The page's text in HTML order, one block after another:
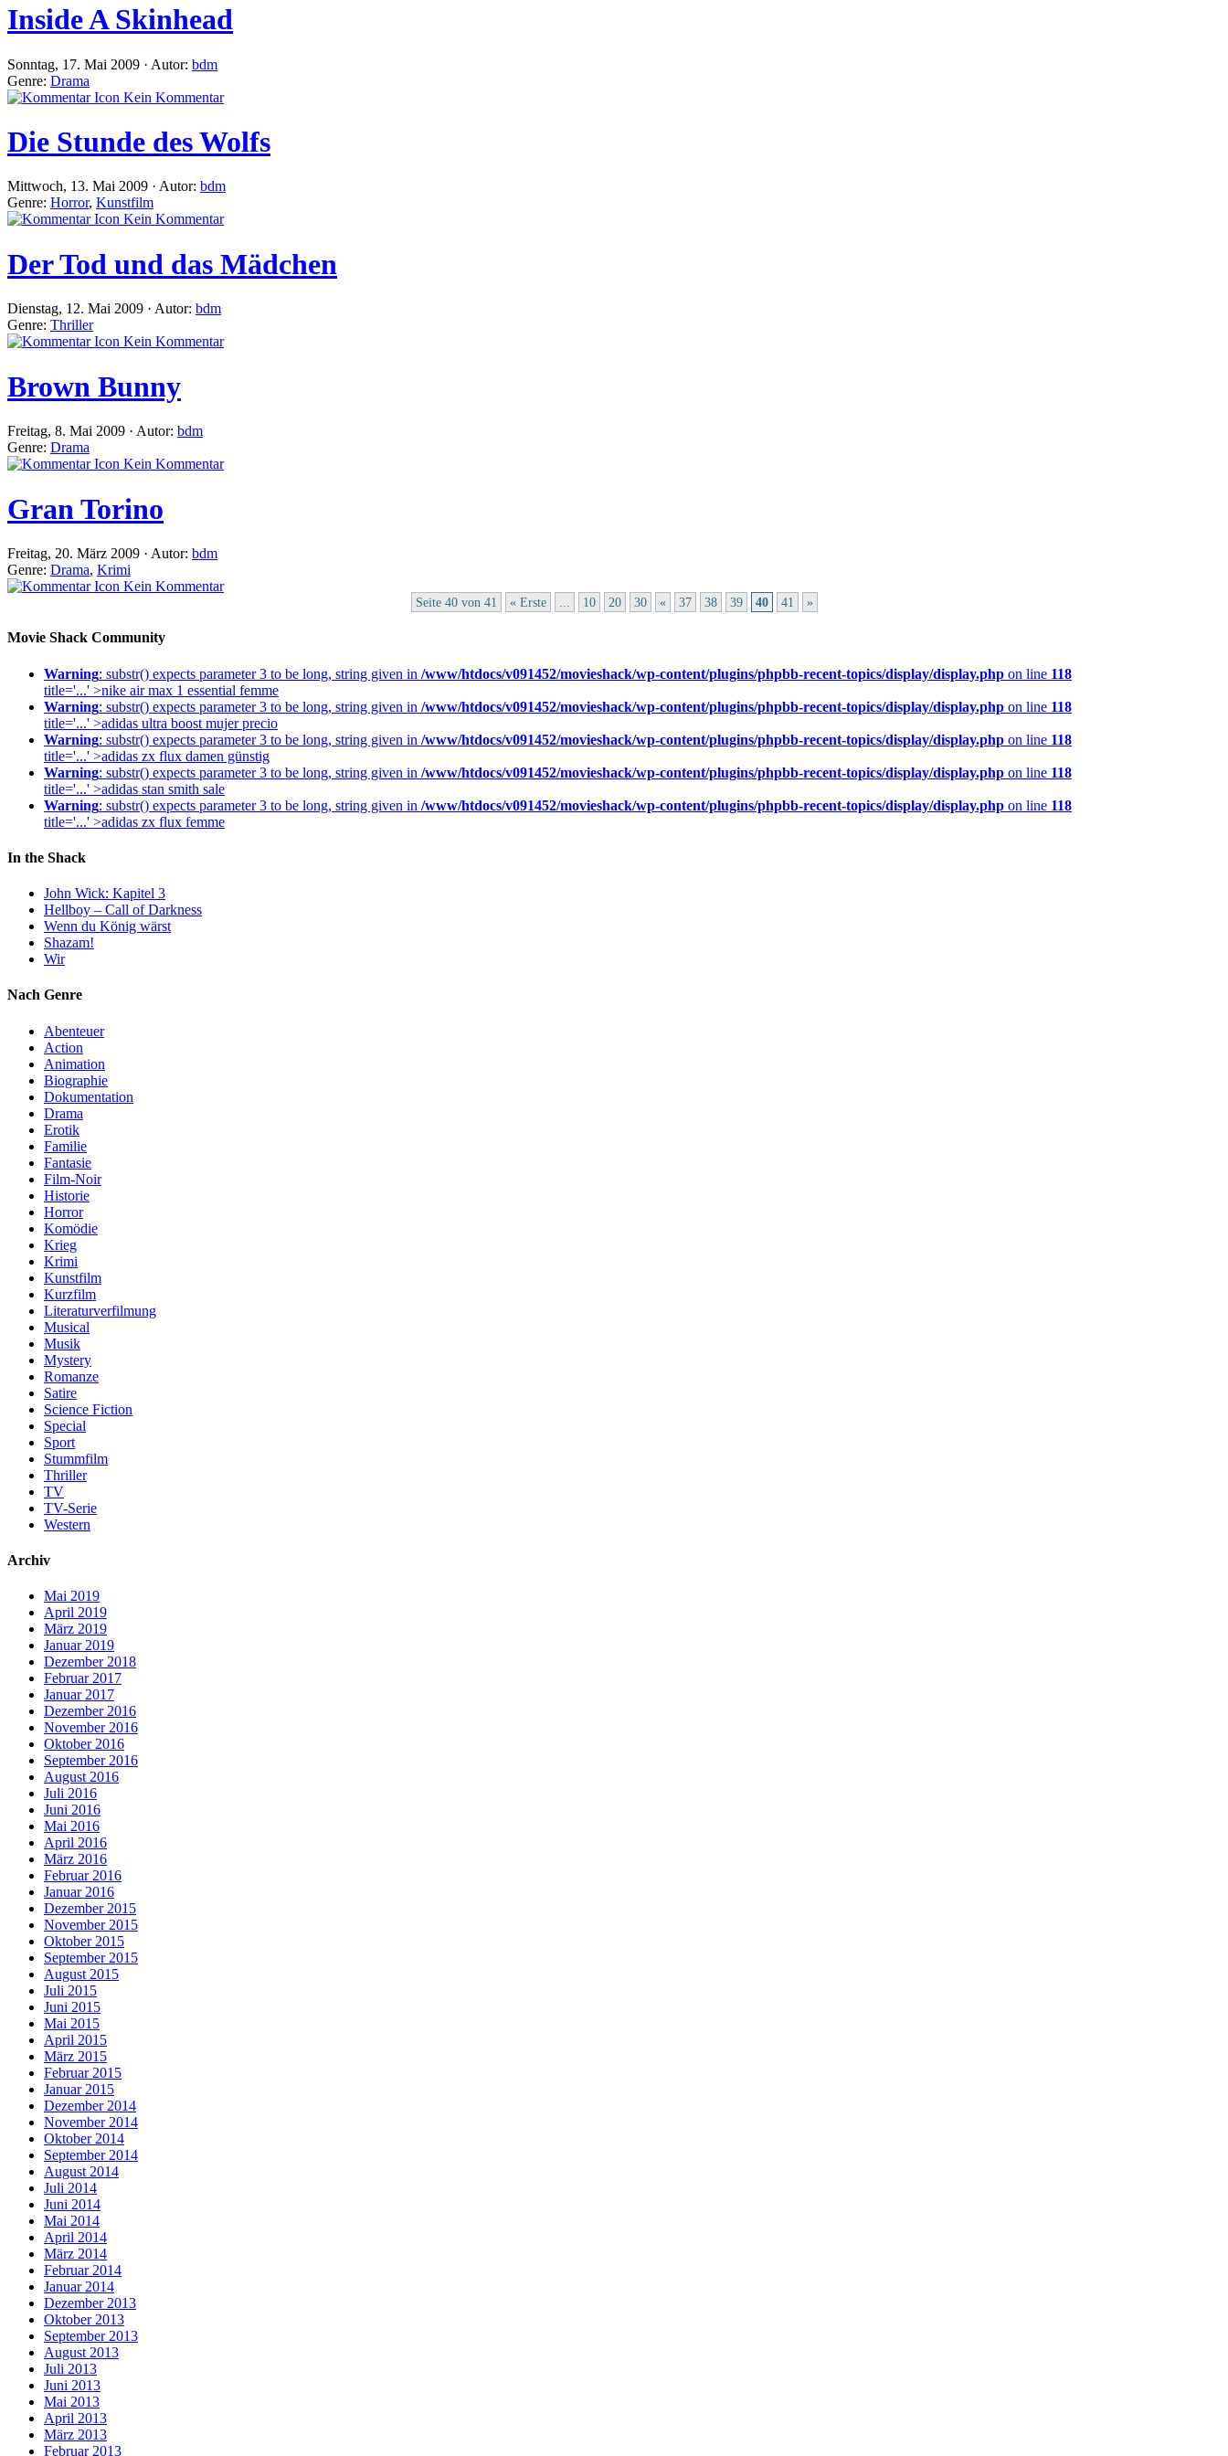
Inside A Skinhead
Sonntag, 17. Mai 2009 · Autor: bdm
Genre: Drama
Kein Kommentar
Die Stunde des Wolfs
Mittwoch, 13. Mai 2009 · Autor: bdm
Genre: Horror, Kunstfilm
Kein Kommentar
Der Tod und das Mädchen
Dienstag, 12. Mai 2009 · Autor: bdm
Genre: Thriller
Kein Kommentar
Brown Bunny
Freitag, 8. Mai 2009 · Autor: bdm
Genre: Drama
Kein Kommentar
Gran Torino
Freitag, 20. März 2009 · Autor: bdm
Genre: Drama, Krimi
Kein Kommentar
Seite 40 von 41 « Erste 10 20 30 « 37 38 39 40 41 »
Movie Shack Community
Warning: substr() expects parameter 3 to be long, string given in /www/htdocs/v091452/movieshack/wp-content/plugins/phpbb-recent-topics/display/display.php on line 118
title='...' >nike air max 1 essential femme
Warning: substr() expects parameter 3 to be long, string given in /www/htdocs/v091452/movieshack/wp-content/plugins/phpbb-recent-topics/display/display.php on line 118
title='...' >adidas ultra boost mujer precio
Warning: substr() expects parameter 3 to be long, string given in /www/htdocs/v091452/movieshack/wp-content/plugins/phpbb-recent-topics/display/display.php on line 118
title='...' >adidas zx flux damen günstig
Warning: substr() expects parameter 3 to be long, string given in /www/htdocs/v091452/movieshack/wp-content/plugins/phpbb-recent-topics/display/display.php on line 118
title='...' >adidas stan smith sale
Warning: substr() expects parameter 3 to be long, string given in /www/htdocs/v091452/movieshack/wp-content/plugins/phpbb-recent-topics/display/display.php on line 118
title='...' >adidas zx flux femme
In the Shack
John Wick: Kapitel 3
Hellboy – Call of Darkness
Wenn du König wärst
Shazam!
Wir
Nach Genre
Abenteuer
Action
Animation
Biographie
Dokumentation
Drama
Erotik
Familie
Fantasie
Film-Noir
Historie
Horror
Komödie
Krieg
Krimi
Kunstfilm
Kurzfilm
Literaturverfilmung
Musical
Musik
Mystery
Romanze
Satire
Science Fiction
Special
Sport
Stummfilm
Thriller
TV
TV-Serie
Western
Archiv
Mai 2019
April 2019
März 2019
Januar 2019
Dezember 2018
Februar 2017
Januar 2017
Dezember 2016
November 2016
Oktober 2016
September 2016
August 2016
Juli 2016
Juni 2016
Mai 2016
April 2016
März 2016
Februar 2016
Januar 2016
Dezember 2015
November 2015
Oktober 2015
September 2015
August 2015
Juli 2015
Juni 2015
Mai 2015
April 2015
März 2015
Februar 2015
Januar 2015
Dezember 2014
November 2014
Oktober 2014
September 2014
August 2014
Juli 2014
Juni 2014
Mai 2014
April 2014
März 2014
Februar 2014
Januar 2014
Dezember 2013
Oktober 2013
September 2013
August 2013
Juli 2013
Juni 2013
Mai 2013
April 2013
März 2013
Februar 2013